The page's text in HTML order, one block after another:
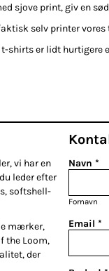
sjove print, giv en
selv printer
shirts er lidt hurtigere
vi har en
leder efter
softshell-
mærker,
the Loom,
der
Navn *
Fornavn
Email *